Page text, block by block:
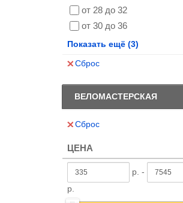
от 28 до 32
от 30 до 36
от 30 до 36.5
Показать ещё (3)
Сброс
ВЕЛОМАСТЕРСКАЯ
Сброс
ЦЕНА
р. -
р.